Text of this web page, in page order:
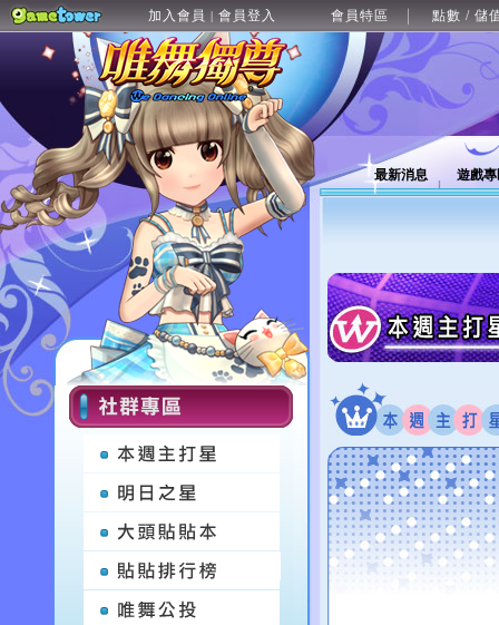
加入會員 | 會員登入 會員特區 點數 / 儲
最新消息 遊戲